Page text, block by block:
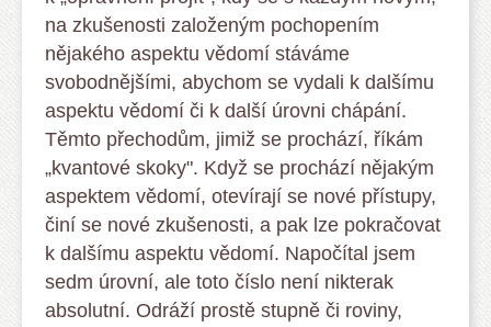
na zkušenosti založeným pochopením
nějakého aspektu vědomí stáváme
svobodnějšími, abychom se vydali k dalšímu
aspektu vědomí či k další úrovni chápání.
Těmto přechodům, jimiž se prochází, říkám
„kvantové skoky". Když se prochází nějakým
aspektem vědomí, otevírají se nové přístupy,
činí se nové zkušenosti, a pak lze pokračovat
k dalšímu aspektu vědomí. Napočítal jsem
sedm úrovní, ale toto číslo není nikterak
absolutní. Odráží prostě stupně či roviny,